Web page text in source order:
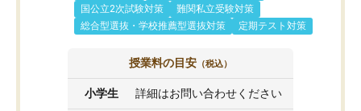
国公立2次試験対策
難関私立受験対策
総合型選抜・学校推薦型選抜対策
定期テスト対策
授業料の目安 （税込）
小学生 詳細はお問い合わせください